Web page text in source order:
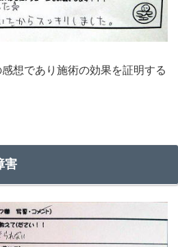
想であり施術の効果を証明する
害